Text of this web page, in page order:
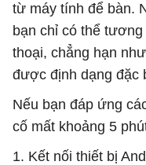
từ máy tính để bàn.
bạn chỉ có thể
thoại, chẳng hạn
được định dạng đặc
Nếu bạn đáp ứng
cố mất khoảng 5
1. Kết nối thiết bị